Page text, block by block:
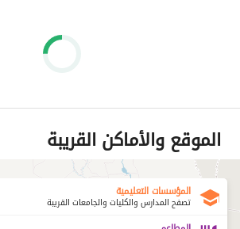
الموقع والأماكن القريبة
المؤسسات التعليمية
تصفح المدارس والكليات والجامعات القريبة